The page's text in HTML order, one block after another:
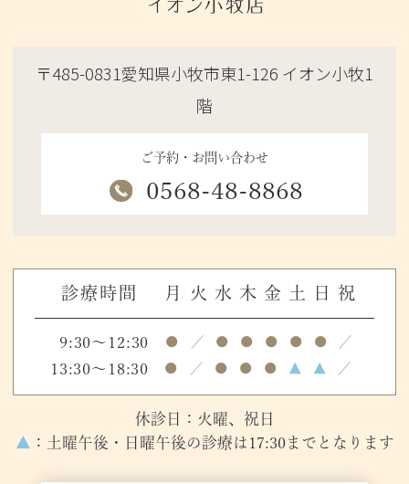
〒485-0831愛知県小牧市東1-126 イオン小牧1
階
ご予約・お問い合わせ
0568-48-8868
診療時間 月 火 水 木 金 土 日 祝
9:30～12:30 ● ／ ● ● ● ● ● ／
13:30～18:30 ● ／ ● ● ● ▲ ▲ ／
休診日：火曜、祝日
▲ ：土曜午後・日曜午後の診療は17:30までとなります